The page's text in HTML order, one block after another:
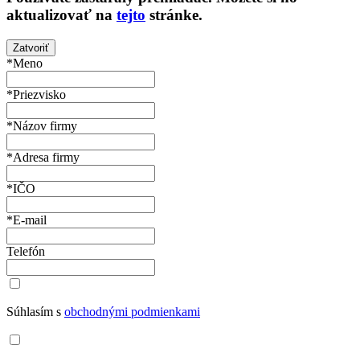
aktualizovať na tejto stránke.
Zatvoriť
*Meno
*Priezvisko
*Názov firmy
*Adresa firmy
*IČO
*E-mail
Telefón
Súhlasím s obchodnými podmienkami